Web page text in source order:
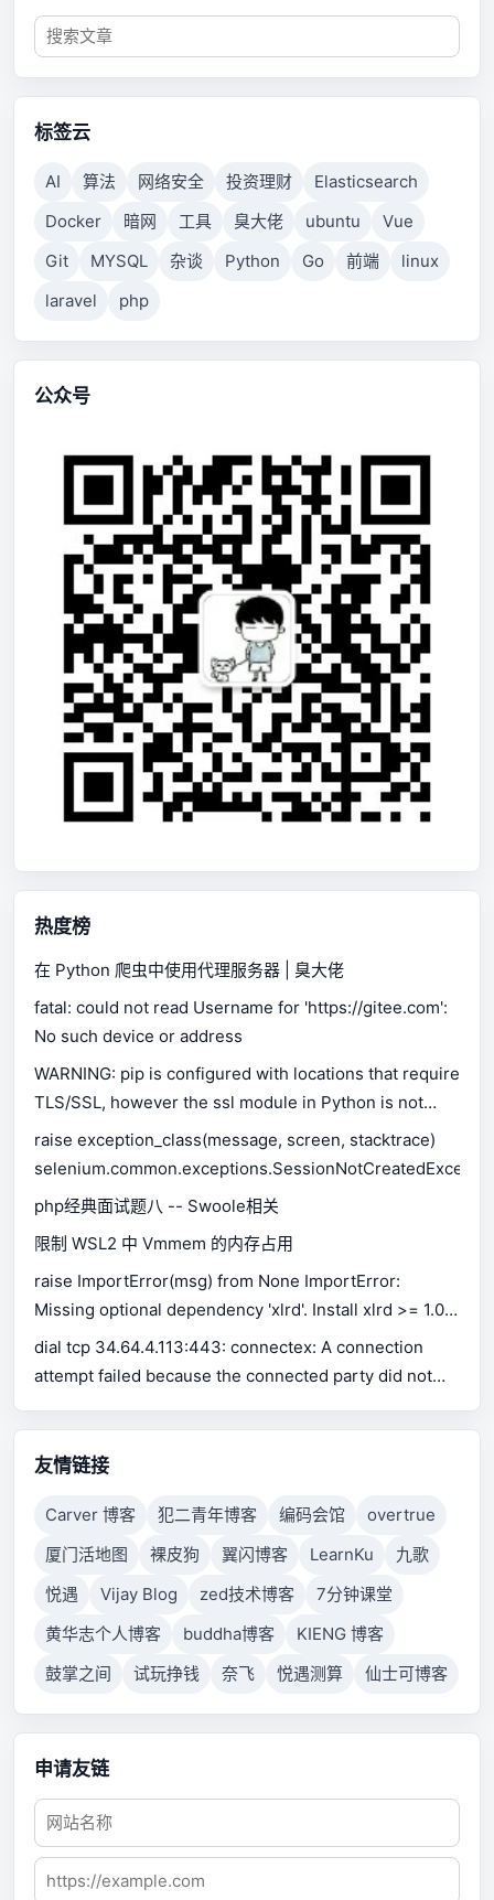
标签云
AI 算法 网络安全 投资理财
Elasticsearch
Docker
暗网 工具 臭大佬 ubuntu
Vue
Git
MYSQL 杂谈 Python Go 前端
linux
laravel
php
公众号
热度榜
在 Python 爬虫中使用代理服务器 | 臭大佬
fatal: could not read Username for 'https://gitee.com':
No such device or address
WARNING: pip is configured with locations that require
TLS/SSL, however the ssl module in Python is not
available.
raise exception_class(message, screen, stacktrace)
php经典面试题八 -- Swoole相关
限制 WSL2 中 Vmmem 的内存占用
raise ImportError(msg) from None ImportError:
Missing optional dependency 'xlrd'. Install xlrd >= 1.0.0
for Excel support Use pip or conda to install xlrd.
dial tcp 34.64.4.113:443: connectex: A connection
attempt failed because the connected party did not
connection failed because connected host has failed
to respond.
友情链接
Carver 博客 犯二青年博客 编码会馆
overtrue
厦门活地图
裸皮狗 翼闪博客 LearnKu
九歌
悦遇
Vijay Blog zed技术博客
7分钟课堂
黄华志个人博客
buddha博客
KIENG 博客
鼓掌之间
试玩挣钱 奈飞 悦遇测算 仙士可博客
申请友链